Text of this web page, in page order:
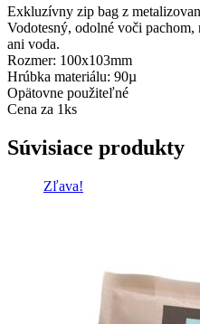
Exkluzívny zip bag z
Vodotesný, odolné voči
ani voda.
Rozmer: 100x103mm
Hrúbka materiálu: 90µ
Opätovne použiteľné
Cena za 1ks
Súvisiace produkty
Zľava!